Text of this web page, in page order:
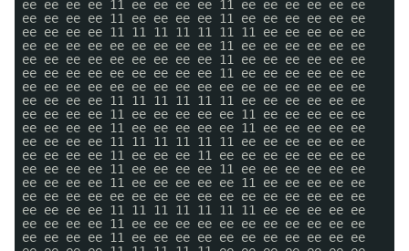
ee ee ee ee 11 ee ee ee ee 11 ee ee ee ee ee ee
ee ee ee ee 11 ee ee ee ee 11 ee ee ee ee ee ee
ee ee ee ee 11 11 11 11 11 11 11 ee ee ee ee ee
ee ee ee ee ee ee ee ee ee 11 ee ee ee ee ee ee
ee ee ee ee ee ee ee ee ee 11 ee ee ee ee ee ee
ee ee ee ee ee ee ee ee ee 11 ee ee ee ee ee ee
ee ee ee ee ee ee ee ee ee ee ee ee ee ee ee ee
ee ee ee ee 11 11 11 11 11 11 ee ee ee ee ee ee
ee ee ee ee 11 ee ee ee ee ee 11 ee ee ee ee ee
ee ee ee ee 11 ee ee ee ee ee 11 ee ee ee ee ee
ee ee ee ee 11 11 11 11 11 11 ee ee ee ee ee ee
ee ee ee ee 11 ee ee ee 11 ee ee ee ee ee ee ee
ee ee ee ee 11 ee ee ee ee 11 ee ee ee ee ee ee
ee ee ee ee 11 ee ee ee ee ee 11 ee ee ee ee ee
ee ee ee ee ee ee ee ee ee ee ee ee ee ee ee ee
ee ee ee ee 11 11 11 11 11 11 11 ee ee ee ee ee
ee ee ee ee 11 ee ee ee ee ee ee ee ee ee ee ee
ee ee ee ee 11 ee ee ee ee ee ee ee ee ee ee ee